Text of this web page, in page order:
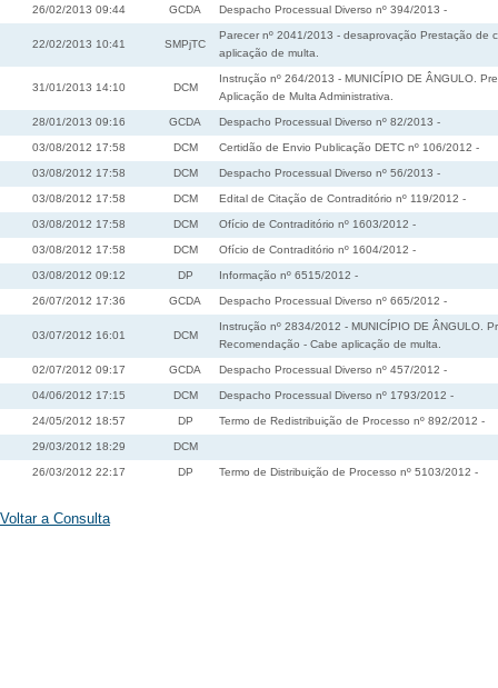
26/02/2013 09:44 GCDA Despacho Processual Diverso nº 394/2013 -
22/02/2013 10:41 SMPjTC
Parecer nº 2041/2013 - desaprovação Prestação de
aplicação de multa.
31/01/2013 14:10 DCM
Instrução nº 264/2013 - MUNICÍPIO DE ÂNGULO.
Aplicação de Multa Administrativa.
28/01/2013 09:16 GCDA Despacho Processual Diverso nº 82/2013 -
03/08/2012 17:58 DCM Certidão de Envio Publicação DETC nº 106/2012 -
03/08/2012 17:58 DCM Despacho Processual Diverso nº 56/2013 -
03/08/2012 17:58 DCM Edital de Citação de Contraditório nº 119/2012 -
03/08/2012 17:58 DCM Ofício de Contraditório nº 1603/2012 -
03/08/2012 17:58 DCM Ofício de Contraditório nº 1604/2012 -
03/08/2012 09:12 DP Informação nº 6515/2012 -
26/07/2012 17:36 GCDA Despacho Processual Diverso nº 665/2012 -
03/07/2012 16:01 DCM
Instrução nº 2834/2012 - MUNICÍPIO DE ÂNGULO.
Recomendação - Cabe aplicação de multa.
02/07/2012 09:17 GCDA Despacho Processual Diverso nº 457/2012 -
04/06/2012 17:15 DCM Despacho Processual Diverso nº 1793/2012 -
24/05/2012 18:57 DP Termo de Redistribuição de Processo nº 892/2012 -
29/03/2012 18:29 DCM
26/03/2012 22:17 DP Termo de Distribuição de Processo nº 5103/2012 -
Voltar a Consulta